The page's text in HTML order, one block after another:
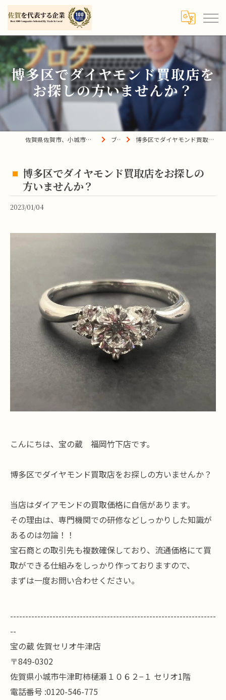
博多区でダイヤモンド買取店を
お探しの方いませんか？
佐賀県佐賀市、小城市、杵島郡の買取は宝の蔵へ ブログ 博多区でダイヤモンド買取店をお探しの方いませんか？
博多区でダイヤモンド買取店をお探しの
方いませんか？
2023/01/04
こんにちは、宝の蔵 福岡竹下店です。
博多区でダイヤモンド買取店をお探しの方いませんか？
当店はダイアモンドの買取価格に自信があります。
その理由は、専門機関での研修などしっかりした知識が
あるのは勿論！！
宝石商との取引先も複数確保しており、流通価格にて買
取ができる仕組みをしっかり作っておりますので、
まずは一度お問い合わせください。
--------------------------------------------------------------------
--
宝の蔵 佐賀セリオ牛津店
〒849-0302
佐賀県小城市牛津町柿樋瀬１０６２−１ セリオ1階
電話番号 :0120-546-775